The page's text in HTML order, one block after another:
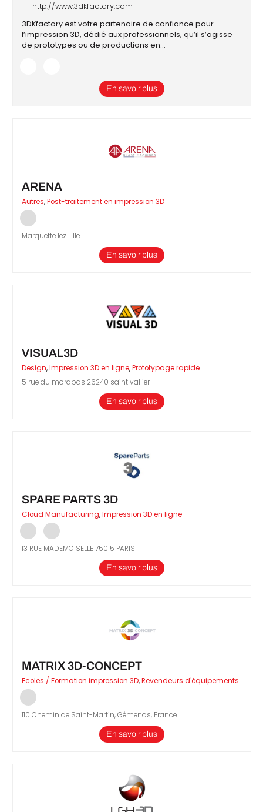
http://www.3dkfactory.com
3DKfactory est votre partenaire de confiance pour
l’impression 3D, dédié aux professionnels, qu’il s’agisse
de prototypes ou de productions en…
En savoir plus
ARENA
Autres,Post-traitement en impression 3D
Marquette lez Lille
En savoir plus
VISUAL3D
Design,Impression 3D en ligne,Prototypage rapide
5 rue du morabas 26240 saint vallier
En savoir plus
SPARE PARTS 3D
Cloud Manufacturing,Impression 3D en ligne
13 RUE MADEMOISELLE 75015 PARIS
En savoir plus
MATRIX 3D-CONCEPT
Ecoles / Formation impression 3D,Revendeurs d'équipements
110 Chemin de Saint-Martin, Gémenos, France
En savoir plus